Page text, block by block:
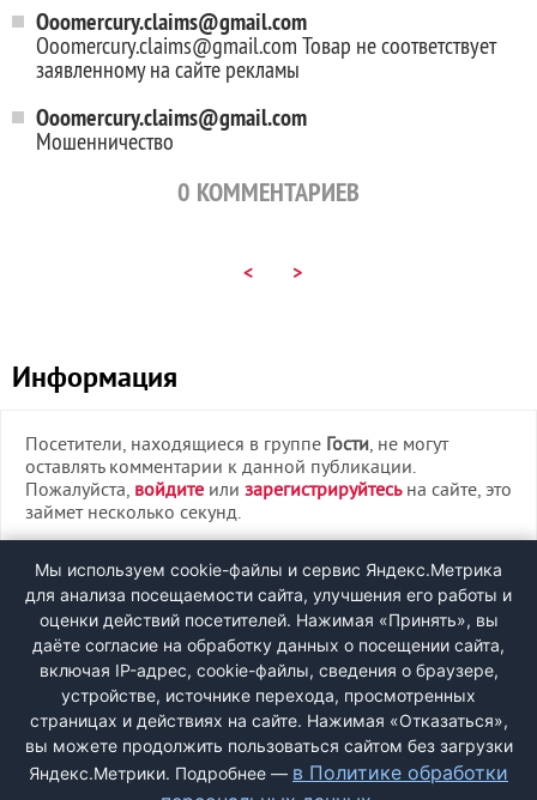
Ooomercury.claims@gmail.com
Ooomercury.claims@gmail.com Товар не соответствует
заявленному на сайте рекламы
Ooomercury.claims@gmail.com
Мошенничество
0 КОММЕНТАРИЕВ
< >
Информация
Посетители, находящиеся в группе Гости, не могут
оставлять комментарии к данной публикации.
Пожалуйста, войдите или зарегистрируйтесьна сайте, это
займет несколько секунд.
ВХОД
РЕГИСТРАЦИЯ
Быстрая регистрациячерез соцсети:
Мы используем cookie-файлы и сервис Яндекс.Метрика
для анализа посещаемости сайта, улучшения его работы и
оценки действий посетителей. Нажимая «Принять», вы
даёте согласие на обработку данных о посещении сайта,
включая IP-адрес, cookie-файлы, сведения о браузере,
устройстве, источнике перехода, просмотренных
страницах и действиях на сайте. Нажимая «Отказаться»,
вы можете продолжить пользоваться сайтом без загрузки
Яндекс.Метрики. Подробнее — в Политике обработки